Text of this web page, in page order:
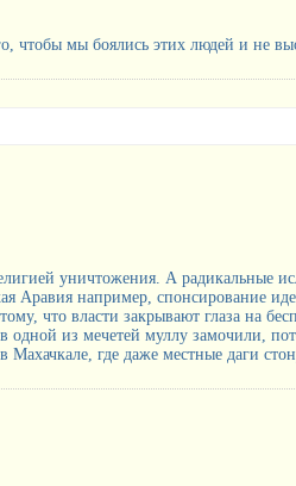
чтобы мы боялись этих людей и не
уничтожения. А радикальные
Аравия например, спонсирование
что власти закрывают глаза на
одной из мечетей муллу замочили,
где даже местные даги